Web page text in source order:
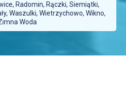
Radomin, Rączki, Siemiątki,
Waszulki, Wietrzychowo, Wikno,
Woda